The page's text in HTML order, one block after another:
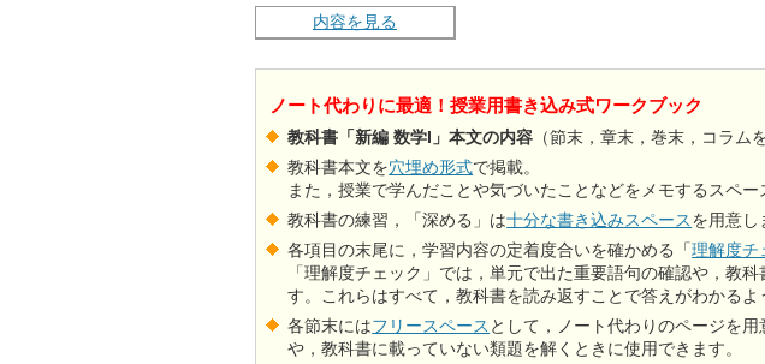
内容を見る
ノート代わりに最適！授業用書き込み式ワークブック
教科書「新編 数学I」本文の内容 （節末，章末，巻末，コラム
教科書本文を穴埋め形式で掲載。
また，授業で学んだことや気づいたことなどをメモするスペー
教科書の練習，「深める」は十分な書き込みスペースを用意し
各項目の末尾に，学習内容の定着度合いを確かめる「理解度チ
「理解度チェック」では，単元で出た重要語句の確認や，教
す。これらはすべて，教科書を読み返すことで答えがわかるよ
各節末にはフリースペース として，ノート代わりのページを
や，教科書に載っていない類題を解くときに使用できます。